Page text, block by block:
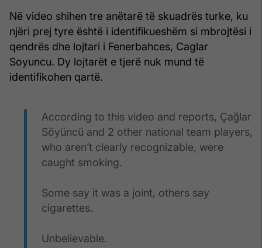
Në video shihen tre anëtarë të skuadrës turke, ku
njëri prej tyre është i identifikueshëm si mbrojtësi i
qendrës dhe lojtari i Fenerbahces, Caglar
Soyuncu. Dy lojtarët e tjerë nuk mund të
identifikohen qartë.
According to this video and reports, Çağlar
Söyüncü and 2 other national team players,
who aren’t clearly recognizable, were
caught smoking.
Some say it was a joint, others say
cigarettes.
Unbelievable.